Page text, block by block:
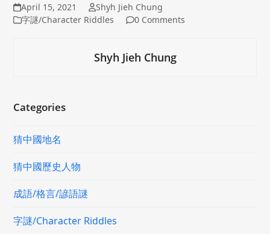
April 15, 2021
Shyh Jieh Chung
字謎/Character Riddles
0 Comments
Shyh Jieh Chung
Categories
猜中國地名
猜中國歷史人物
成語/格言/諺語謎
字謎/Character Riddles